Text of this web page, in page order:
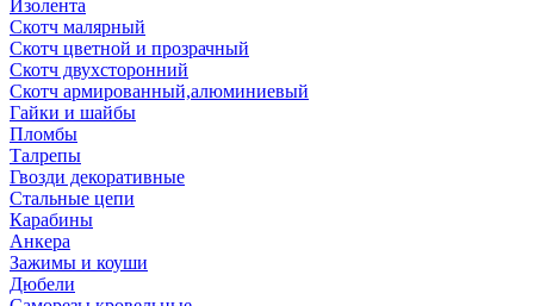
Изолента
Скотч малярный
Скотч цветной и прозрачный
Скотч двухсторонний
Скотч армированный,алюминиевый
Гайки и шайбы
Пломбы
Талрепы
Гвозди декоративные
Стальные цепи
Карабины
Анкера
Зажимы и коуши
Дюбели